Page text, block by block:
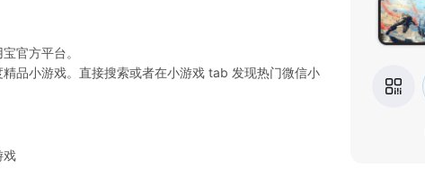
官方平台。
品小游戏。直接搜索或者在小游戏 tab 发现热门微信小
戏